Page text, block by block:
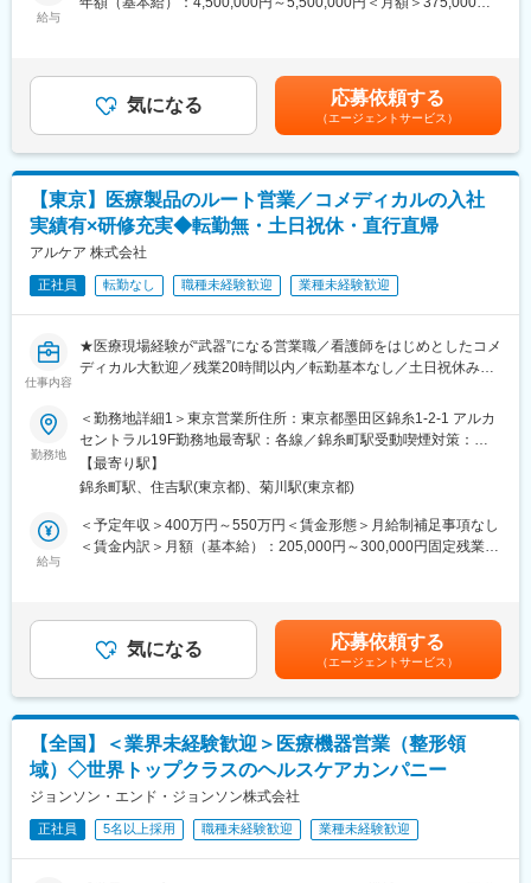
な診断結果を提供しています。
術を培っており他社にはない強みを有しております。また、シス
メックスグループの医療機器およびその周辺装置の生産拠点のひ
とつとして、安定した業績を保持しています。
変更の範囲：会社の定める業務
す。
※直行直帰が可能です。
ん。また、各地を転々とするというより、同じ（もしくは近隣
の）エリアで担当顧客を変えていく方針のため、転勤が発生する
ことは滅多にございません。
※キャリアを考慮してご相談させていただく場合はございます。
■研修：
座学やOJTを織り交ぜた研修で一人前になるまで手厚くサポート
いたしますので、営業未経験の方もご安心ください。
■評価制度：
（定量面）」と「その目標を達成するためにどのように頑張った
のか（定性面）」の2軸での評価制度を取り入れております。
■お仕事の魅力：
力を磨きながら「あなたならでは」の強みを武器にお仕事を楽し
むことができます。
の他部門で新たなキャリア形成をすることも可能です。
◇◆◇メドラインの特徴・魅力◇◆◇
グローバルでは約33万点のアイテムを展開。日本においても相当
数のラインナップを展開しており、各医療現場のニーズに合わせ
て幅広いご提案が可能です。日本では手術用キット、不織布製
品、手袋が売上の大半を占めており、特に手術用手袋ではトップ
クラスのシェアを誇っています。
また、ベンダー（製造供給元）を世界中に設置し、グローバルで
の生産量を生かした価格競争力・利益確保ができる点が強みで
給与
安の金額であり、選考を通じて上下する可能性があります。月給
(月額)は固定手当を含めた表記です。
気になる 応募依頼する
（エージェントサービス）
【東京】医療製品のルート営業／コメディカルの入社
実績有×研修充実◆転勤無・土日祝休・直行直帰
アルケア 株式会社
正社員 転勤なし 職種未経験歓迎 業種未経験歓迎
仕事内容
★医療現場経験が“武器”になる営業職／看護師をはじめとしたコメ
ディカル大歓迎／残業20時間以内／転勤基本なし／土日祝休み／
績あり★
患者さんと現場に寄り添える営業として、医療の課題を本気で解
決する仕事です。転勤は原則なく、働きやすさも抜群。社員を大
切にする日系ホワイト企業で、医療の未来づくりに貢献しません
か？
ビリ機器、超音波画像診断装置まで幅広い製品をご提案いただき
ます。売上に縛られるのではなく、“医療現場にとって最適なケア
は何か”を軸に提案できるのが最大の魅力であり、医療現場経験の
ご担当いただきます。直行直帰も可能です。
※医療機器の知識・営業経験は入社後に丁寧にお教えしますのでご
安心ください。
■研修体制：
入社時研修＋配属後のOJTで、未経験からでもしっかり成長でき
る環境です。
業界未経験者や元医療従事者の入社実績もあり、階層別研修やス
勤務地
＜勤務地詳細1＞東京営業所住所：東京都墨田区錦糸1-2-1 アルカ
セントラル19F勤務地最寄駅：各線／錦糸町駅受動喫煙対策：屋
内全面禁煙＜勤務地詳細2＞東京都下、山梨、長野住所：東京都
下、山梨県、長野県をご担当いただく予定です ※直行直帰可能受
（リモートワーク含む）
【最寄り駅】
錦糸町駅、住吉駅(東京都)、菊川駅(東京都)
給与
＜予定年収＞400万円～550万円＜賃金形態＞月給制補足事項なし
＜賃金内訳＞月額（基本給）：205,000円～300,000円固定残業手
＞※固定残業代は外勤手当として支給いたします。※ご経験・スキ
ルを考慮し、社内規定により決定いたします。■昇給：年1回（7
月）■賞与：年2回（3月・9月／※過去実績：4.4ヶ月）賃金はあく
までも目安の金額であり、選考を通じて上下する可能性がありま
す。月給(月額)は固定手当を含めた表記です。
気になる 応募依頼する
（エージェントサービス）
【全国】＜業界未経験歓迎＞医療機器営業（整形領
域）◇世界トップクラスのヘルスケアカンパニー
ジョンソン・エンド・ジョンソン株式会社
正社員 5名以上採用 職種未経験歓迎 業種未経験歓迎